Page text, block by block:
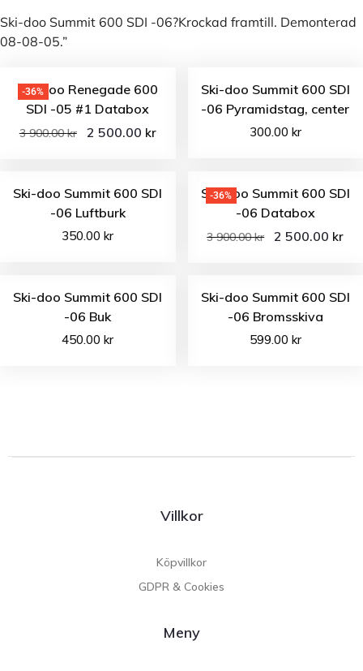
Ski-doo Summit 600 SDI -06?Krockad framtill. Demonterad
08-08-05.”
-36%
Ski-doo Renegade 600
SDI -05 #1 Databox
3 900.00kr 2 500.00 kr
Ski-doo Summit 600 SDI
-06 Pyramidstag, center
300.00 kr
Ski-doo Summit 600 SDI
-06 Luftburk
350.00kr
-36%
Ski-doo Summit 600 SDI
-06 Databox
3 900.00kr 2 500.00 kr
Ski-doo Summit 600 SDI
-06 Buk
450.00kr
Ski-doo Summit 600 SDI
-06 Bromsskiva
599.00 kr
Villkor
Köpvillkor
GDPR & Cookies
Meny